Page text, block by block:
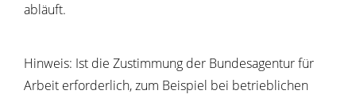
abläuft.
Hinweis: Ist die Zustimmung der Bundesagentur für
Arbeit erforderlich, zum Beispiel bei betrieblichen